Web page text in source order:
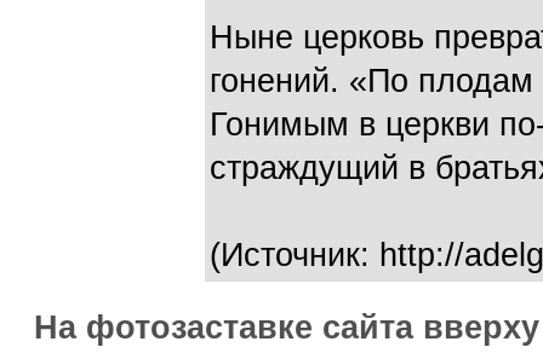
Ныне церковь
гонений. «По
Гонимым в церкви
страждущий в
(Источник: http://
На фотозаставке сайта